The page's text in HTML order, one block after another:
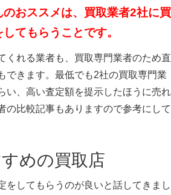
のおススメは、買取業者2社に買
てもらうことです。
くれる業者も、買取専門業者のため直
できます。最低でも2社の買取専門業
い、高い査定額を提示したほうに売れ
の比較記事もありますので参考にして
めの買取店
をしてもらうのが良いと話してきまし